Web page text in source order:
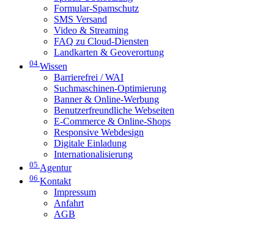
Formular-Spamschutz
SMS Versand
Video & Streaming
FAQ zu Cloud-Diensten
Landkarten & Geoverortung
04 Wissen
Barrierefrei / WAI
Suchmaschinen-Optimierung
Banner & Online-Werbung
Benutzerfreundliche Webseiten
E-Commerce & Online-Shops
Responsive Webdesign
Digitale Einladung
Internationalisierung
05 Agentur
06 Kontakt
Impressum
Anfahrt
AGB